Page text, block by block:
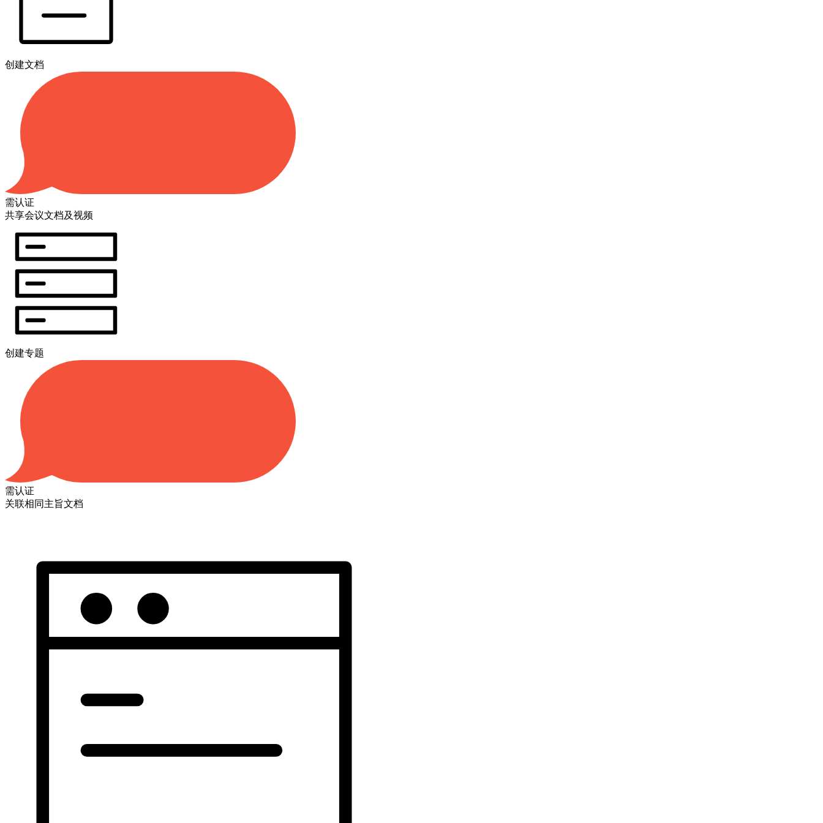
创建文档
需认证
共享会议文档及视频
创建专题
需认证
关联相同主旨文档